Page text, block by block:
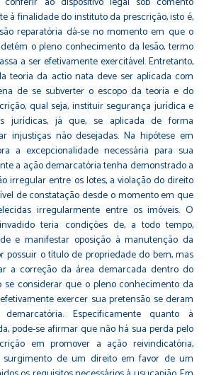
à finalidade do instituto da prescrição, isto é,
reparatória dá-se no momento em que o
o pleno conhecimento da lesão, termo
a ser efetivamente exercitável. Entretanto,
teoria da actio nata deve ser aplicada com
de se subverter o escopo da teoria e do
qual seja, instituir segurança jurídica e
jurídicas, já que, se aplicada de forma
injustiças não desejadas. Na hipótese em
a excepcionalidade necessária para sua
a ação demarcatória tenha demonstrado a
irregular entre os lotes, a violação do direito
de constatação desde o momento em que
irregularmente entre os imóveis. O
teria condições de, a todo tempo,
e manifestar oposição à manutenção da
possuir o título de propriedade do bem, mas
a correção da área demarcada dentro do
se considerar que o pleno conhecimento da
exercer sua pretensão se deram
Especificamente quanto à
pode-se afirmar que não há sua perda pelo
em promover a ação reivindicatória,
surgimento de um direito em favor de um